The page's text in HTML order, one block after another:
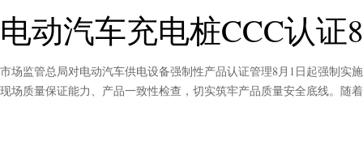
电动汽车充电桩CCC认证
市场监管总局对电动汽车供电设备强制性产品认证管理8月1日起强制
现场质量保证能力、产品一致性检查，切实筑牢产品质量安全底线。随